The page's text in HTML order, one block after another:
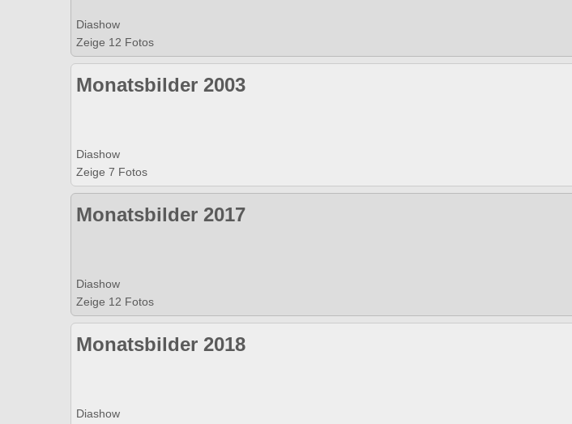
Diashow
Zeige 12 Fotos
Monatsbilder 2003
Diashow
Zeige 7 Fotos
Monatsbilder 2017
Diashow
Zeige 12 Fotos
Monatsbilder 2018
Diashow